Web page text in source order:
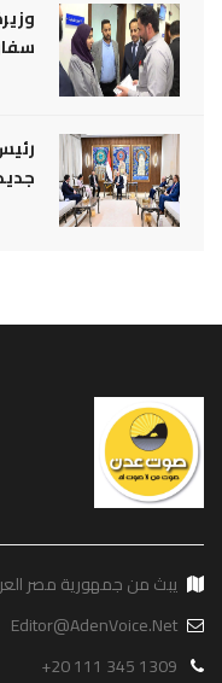
يبث من جمهورية مصر
Editor@AdenVoice.Net
+20 111 345 1309